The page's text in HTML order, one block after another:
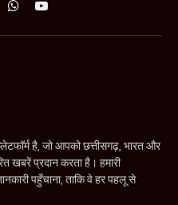
WhatsApp
YouTube
है, जो आपको छत्तीसगढ़, भारत और
खबरें प्रदान करता है। हमारी
पहुँचाना, ताकि वे हर पहलू से